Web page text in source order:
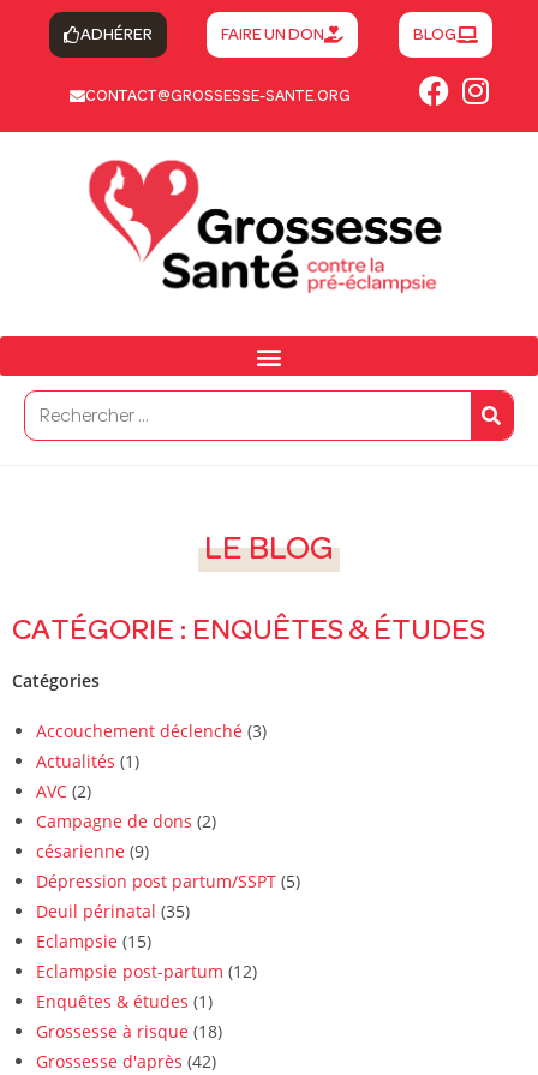
CONTACT@GROSSESSE-SANTE.ORG
BLOG
FAIRE UN DON
ADHÉRER
LE BLOG
CATÉGORIE : ENQUÊTES & ÉTUDES
Catégories
Accouchement déclenché (3)
Actualités (1)
AVC (2)
Campagne de dons (2)
césarienne (9)
Dépression post partum/SSPT (5)
Deuil périnatal (35)
Eclampsie (15)
Eclampsie post-partum (12)
Enquêtes & études (1)
Grossesse à risque (18)
Grossesse d'après (42)